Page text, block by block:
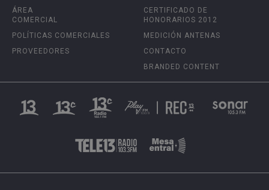
ÁREA
COMERCIAL
POLÍTICAS COMERCIALES
PROVEEDORES
CERTIFICADO DE
HONORARIOS 2012
MEDICIÓN ANTENAS
CONTACTO
BRANDED CONTENT